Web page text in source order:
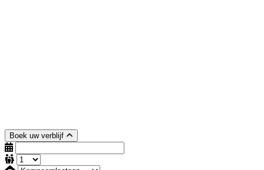
Boek uw verblijf